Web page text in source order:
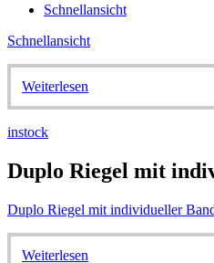
Schnellansicht
Schnellansicht
Weiterlesen
instock
Duplo Riegel mit
Duplo Riegel mit individueller
Weiterlesen